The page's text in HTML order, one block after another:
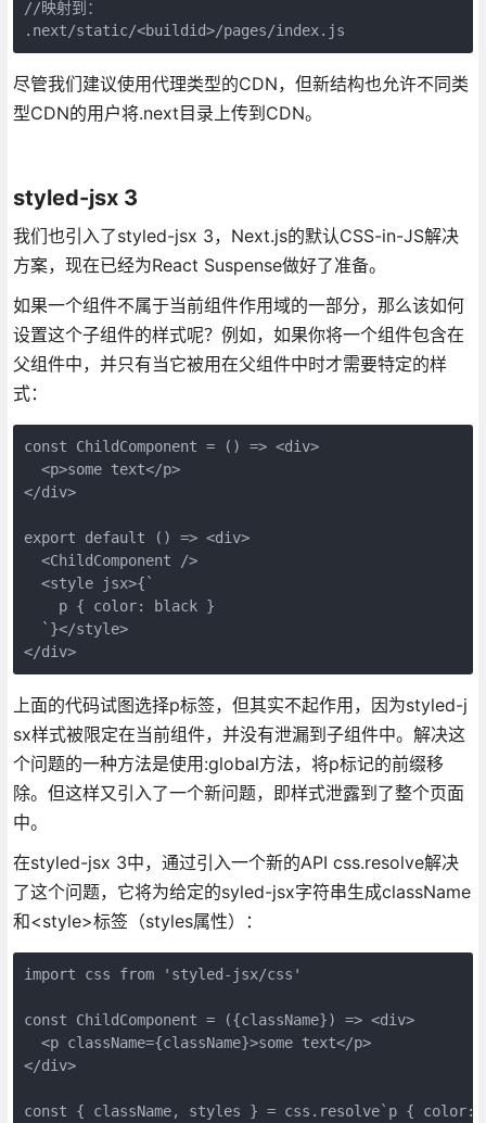
//映射到：
.next/static/<buildid>/pages/index.js
尽管我们建议使用代理类型的CDN，但新结构也允许不同类
型CDN的用户将.next目录上传到CDN。
styled-jsx 3
我们也引入了styled-jsx 3，Next.js的默认CSS-in-JS解决
方案，现在已经为React Suspense做好了准备。
如果一个组件不属于当前组件作用域的一部分，那么该如何
设置这个子组件的样式呢？例如，如果你将一个组件包含在
父组件中，并只有当它被用在父组件中时才需要特定的样
式：
const ChildComponent = () => <div>
  <p>some text</p>
</div>
export default () => <div>
  <ChildComponent />
  <style jsx>{`
    p { color: black }
  `}</style>
</div>
上面的代码试图选择p标签，但其实不起作用，因为styled-j
sx样式被限定在当前组件，并没有泄漏到子组件中。解决这
个问题的一种方法是使用:global方法，将p标记的前缀移
除。但这样又引入了一个新问题，即样式泄露到了整个页面
中。
在styled-jsx 3中，通过引入一个新的API css.resolve解决
了这个问题，它将为给定的syled-jsx字符串生成className
和<style>标签（styles属性）：
import css from 'styled-jsx/css'
const ChildComponent = ({className}) => <div>
  <p className={className}>some text</p>
</div>
const { className, styles } = css.resolve`p { color: